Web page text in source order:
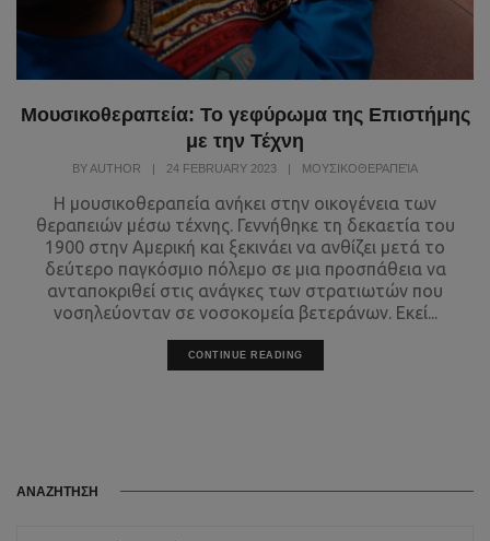
Μουσικοθεραπεία: Το γεφύρωμα της Επιστήμης
με την Τέχνη
BY AUTHOR | 24 FEBRUARY 2023 | ΜΟΥΣΙΚΟΘΕΡΑΠΕΊΑ
Η μουσικοθεραπεία ανήκει στην οικογένεια των
θεραπειών μέσω τέχνης. Γεννήθηκε τη δεκαετία του
1900 στην Αμερική και ξεκινάει να ανθίζει μετά το
δεύτερο παγκόσμιο πόλεμο σε μια προσπάθεια να
ανταποκριθεί στις ανάγκες των στρατιωτών που
νοσηλεύονταν σε νοσοκομεία βετεράνων. Εκεί...
CONTINUE READING
ΑΝΑΖΗΤΗΣΗ